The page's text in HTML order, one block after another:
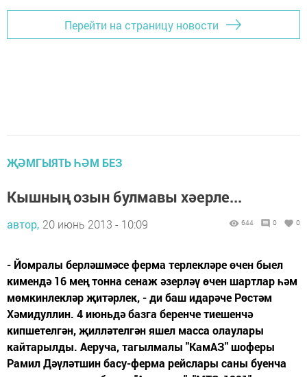
Перейти на страницу новости
ҖӘМГЫЯТЬ ҺӘМ БЕЗ
Кышның озын булмавы хәерле...
автор, 20 июнь 2013 - 10:09 644 0 0
- Йомралы берләшмәсе ферма терлекләре өчен быел
кимендә 16 мең тонна сенаж әзерләү өчен шартлар һәм
мөмкинлекләр җитәрлек, - ди баш идарәче Рөстәм
Хәмидуллин. 4 июньдә базга беренче тиешенчә
кипшетелгән, җилләтелгән яшел масса олаулары
кайтарылды. Аеруча, тагылмалы "КамАЗ" шоферы
Рамил Дәүләтшин басу-ферма рейслары саны буенча